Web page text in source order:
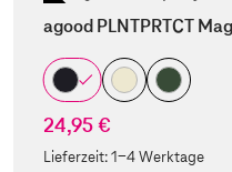
agood PLNTPRTCT
24,95 €
Lieferzeit:1-4 Werktage